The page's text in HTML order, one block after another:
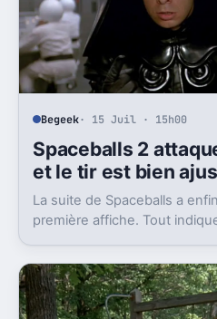
Begeek· 15 Juil · 15h00
Spaceballs 2
et le tir est bien
La suite de Spaceballs a
première affiche. Tout